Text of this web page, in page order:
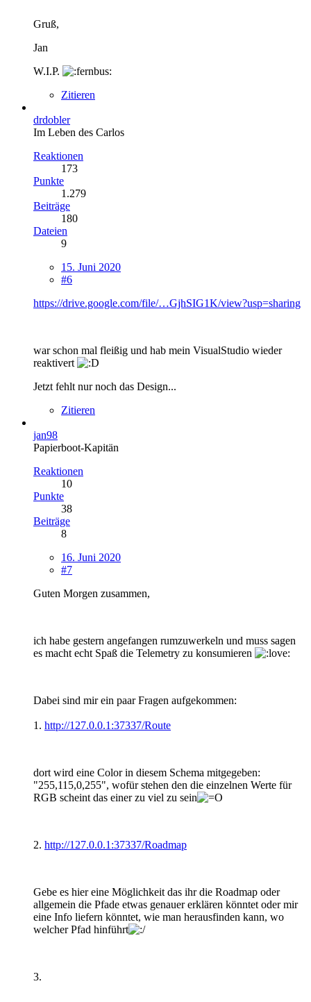
Gruß,
Jan
W.I.P.
Zitieren
drdobler
Im Leben des Carlos
Reaktionen
173
Punkte
1.279
Beiträge
180
Dateien
9
15. Juni 2020
#6
https://drive.google.com/file/…GjhSIG1K/view?usp=sharing
war schon mal fleißig und hab mein VisualStudio wieder
reaktivert
Jetzt fehlt nur noch das Design...
Zitieren
jan98
Papierboot-Kapitän
Reaktionen
10
Punkte
38
Beiträge
8
16. Juni 2020
#7
Guten Morgen zusammen,
ich habe gestern angefangen rumzuwerkeln und muss sagen
es macht echt Spaß die Telemetry zu konsumieren
Dabei sind mir ein paar Fragen aufgekommen:
1. http://127.0.0.1:37337/Route
dort wird eine Color in diesem Schema mitgegeben:
"255,115,0,255", wofür stehen den die einzelnen Werte für
RGB scheint das einer zu viel zu sein
2. http://127.0.0.1:37337/Roadmap
Gebe es hier eine Möglichkeit das ihr die Roadmap oder
allgemein die Pfade etwas genauer erklären könntet oder mir
eine Info liefern könntet, wie man herausfinden kann, wo
welcher Pfad hinführt
3.